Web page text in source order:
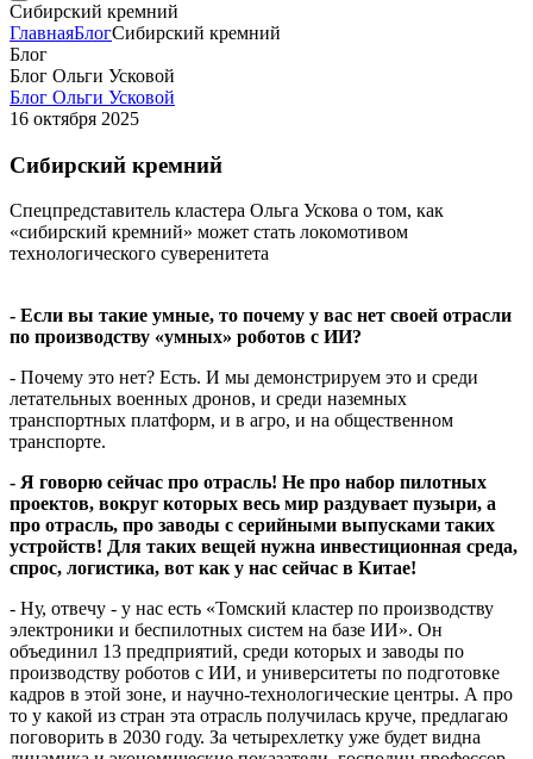
Сибирский кремний
ГлавнаяБлогСибирский кремний
Блог
Блог Ольги Усковой
Блог Ольги Усковой
16 октября 2025
Сибирский кремний
Спецпредставитель кластера Ольга Ускова о том, как
«сибирский кремний» может стать локомотивом
технологического суверенитета
- Если вы такие умные, то почему у вас нет своей отрасли
по производству «умных» роботов с ИИ?
- Почему это нет? Есть. И мы демонстрируем это и среди
летательных военных дронов, и среди наземных
транспортных платформ, и в агро, и на общественном
транспорте.
- Я говорю сейчас про отрасль! Не про набор пилотных
проектов, вокруг которых весь мир раздувает пузыри, а
про отрасль, про заводы с серийными выпусками таких
устройств! Для таких вещей нужна инвестиционная среда,
спрос, логистика, вот как у нас сейчас в Китае!
- Ну, отвечу - у нас есть «Томский кластер по производству
электроники и беспилотных систем на базе ИИ». Он
объединил 13 предприятий, среди которых и заводы по
производству роботов с ИИ, и университеты по подготовке
кадров в этой зоне, и научно-технологические центры. А про
то у какой из стран эта отрасль получилась круче, предлагаю
поговорить в 2030 году. За четырехлетку уже будет видна